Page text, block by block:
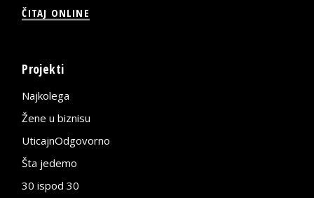
ČITAJ ONLINE
Projekti
Najkolega
Žene u biznisu
UticajnOdgovorno
Šta jedemo
30 ispod 30